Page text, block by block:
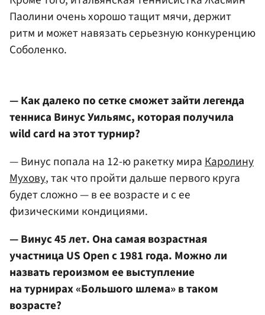
Паолини очень хорошо тащит мячи, держит
ритм и может навязать серьезную конкуренцию
Соболенко.
— Как далеко по сетке сможет зайти легенда
тенниса Винус Уильямс, которая получила
wild card на этот турнир?
— Винус попала на 12-ю ракетку мираКаролину
Мухову, так что пройти дальше первого круга
будет сложно — в ее возрасте и с ее
физическими кондициями.
— Винус 45 лет. Она самая возрастная
участница US Open с 1981 года. Можно ли
назвать героизмом ее выступление
на турнирах «Большого шлема» в таком
возрасте?